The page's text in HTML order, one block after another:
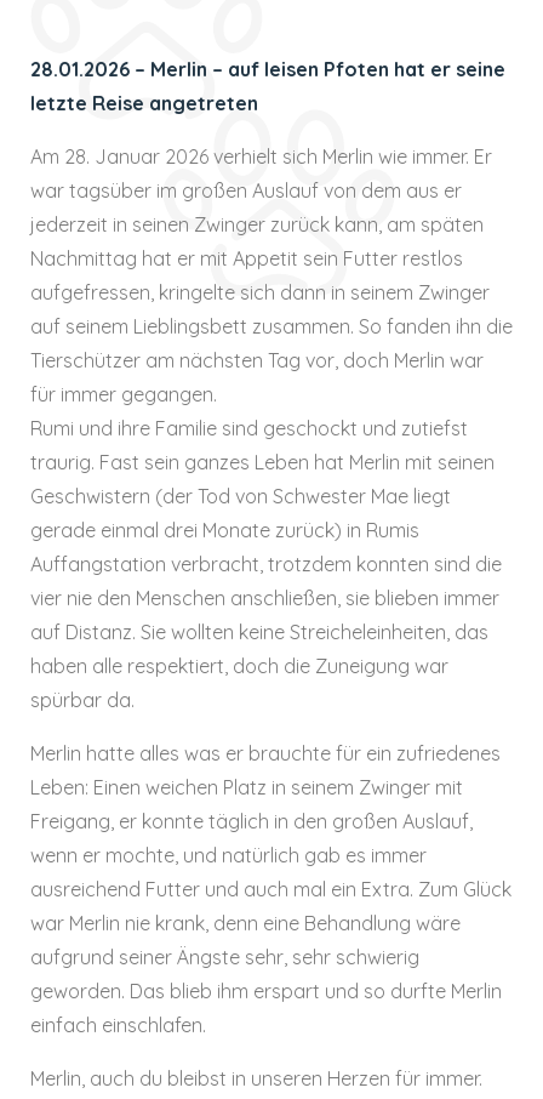
28.01.2026 – Merlin – auf leisen Pfoten hat er seine
letzte Reise angetreten
Am 28. Januar 2026 verhielt sich Merlin wie immer. Er
war tagsüber im großen Auslauf von dem aus er
jederzeit in seinen Zwinger zurück kann, am späten
Nachmittag hat er mit Appetit sein Futter restlos
aufgefressen, kringelte sich dann in seinem Zwinger
auf seinem Lieblingsbett zusammen. So fanden ihn die
Tierschützer am nächsten Tag vor, doch Merlin war
für immer gegangen.
Rumi und ihre Familie sind geschockt und zutiefst
traurig. Fast sein ganzes Leben hat Merlin mit seinen
Geschwistern (der Tod von Schwester Mae liegt
gerade einmal drei Monate zurück) in Rumis
Auffangstation verbracht, trotzdem konnten sind die
vier nie den Menschen anschließen, sie blieben immer
auf Distanz. Sie wollten keine Streicheleinheiten, das
haben alle respektiert, doch die Zuneigung war
spürbar da.
Merlin hatte alles was er brauchte für ein zufriedenes
Leben: Einen weichen Platz in seinem Zwinger mit
Freigang, er konnte täglich in den großen Auslauf,
wenn er mochte, und natürlich gab es immer
ausreichend Futter und auch mal ein Extra. Zum Glück
war Merlin nie krank, denn eine Behandlung wäre
aufgrund seiner Ängste sehr, sehr schwierig
geworden. Das blieb ihm erspart und so durfte Merlin
einfach einschlafen.
Merlin, auch du bleibst in unseren Herzen für immer.